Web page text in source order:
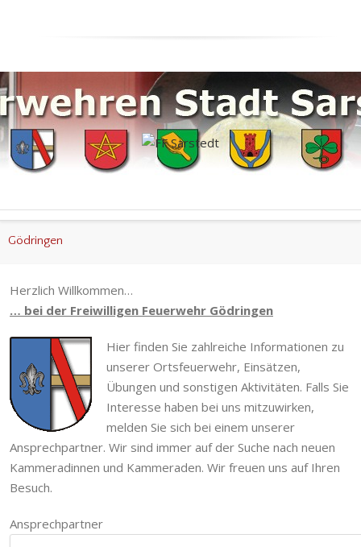
Gödringen
Herzlich Willkommen…
… bei der Freiwilligen Feuerwehr Gödringen
Hier finden Sie zahlreiche Informationen zu
unserer Ortsfeuerwehr, Einsätzen,
Übungen und sonstigen Aktivitäten. Falls Sie
Interesse haben bei uns mitzuwirken,
melden Sie sich bei einem unserer
Ansprechpartner. Wir sind immer auf der Suche nach neuen
Kammeradinnen und Kammeraden. Wir freuen uns auf Ihren
Besuch.
Ansprechpartner